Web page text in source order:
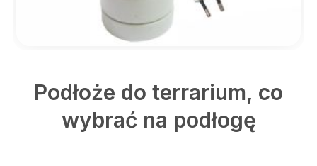
Podłoże do terrarium, co
wybrać na podłogę